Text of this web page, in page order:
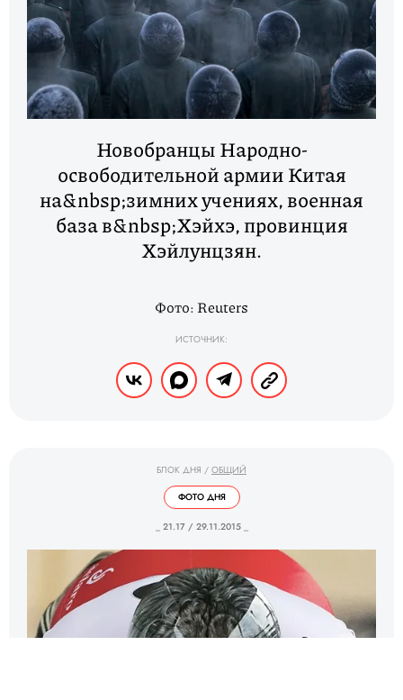
Новобранцы Народно-
освободительной армии Китая
на&nbsp;зимних учениях, военная
база в&nbsp;Хэйхэ, провинция
Хэйлунцзян.
Фото: Reuters
ИСТОЧНИК:
БЛОК ДНЯ / ОБЩИЙ
ФОТО ДНЯ
_ 21.17 / 29.11.2015 _